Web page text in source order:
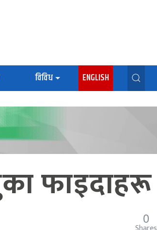
विविध ENGLISH
फाइदाहरू
0